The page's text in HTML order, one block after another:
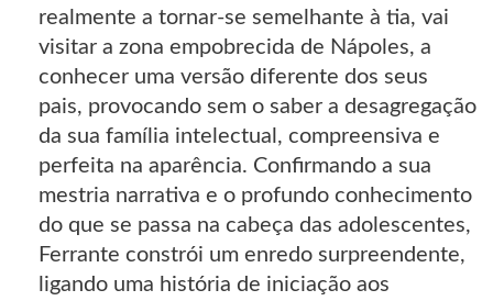
realmente a tornar-se semelhante à tia, vai
visitar a zona empobrecida de Nápoles, a
conhecer uma versão diferente dos seus
pais, provocando sem o saber a desagregação
da sua família intelectual, compreensiva e
perfeita na aparência. Confirmando a sua
mestria narrativa e o profundo conhecimento
do que se passa na cabeça das adolescentes,
Ferrante constrói um enredo surpreendente,
ligando uma história de iniciação aos